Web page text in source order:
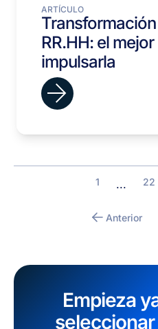
ARTÍCULO
RR.HH: el
impulsarla
Anterior
1 ... 22
Empieza